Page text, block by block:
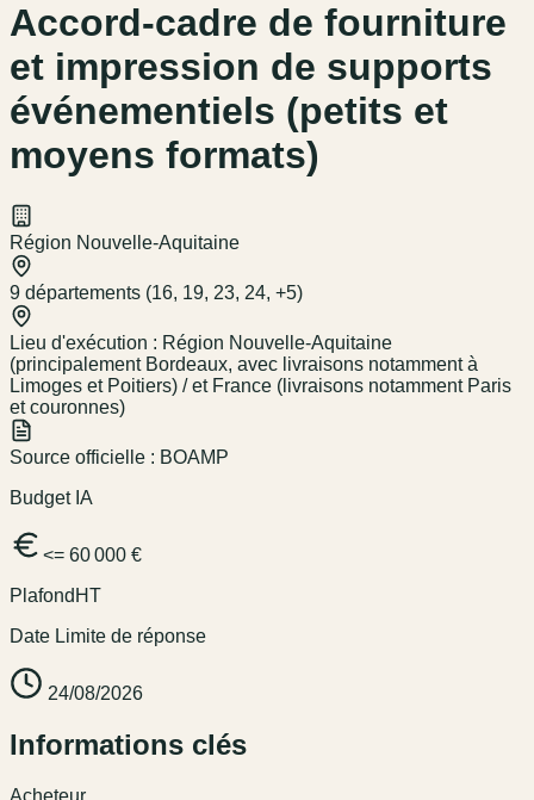
Accord-cadre de fourniture
et impression de supports
événementiels (petits et
moyens formats)
Région Nouvelle-Aquitaine
9 départements (16, 19, 23, 24, +5)
Lieu d'exécution : Région Nouvelle-Aquitaine
(principalement Bordeaux, avec livraisons notamment à
Limoges et Poitiers) / et France (livraisons notamment Paris
et couronnes)
Source officielle : BOAMP
Budget IA
<= 60 000 €
Plafond HT
Date Limite de réponse
24/08/2026
Informations clés
Acheteur